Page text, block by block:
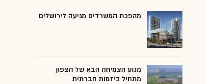
מהפכת המשרדים מגיעה לירושלים
מנוע הצמיחה הבא של הצפון
מתחיל ביזמות חברתית